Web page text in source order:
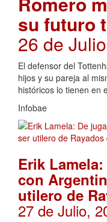
su futuro
26 de
El defensor del
hijos y su pareja al
históricos lo tienen en
Infobae
Erik
con
utilero de
27 de Julio,